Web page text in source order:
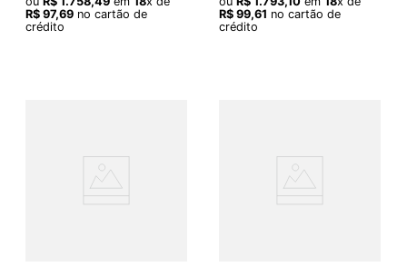
R$ 97,69no cartão de
crédito
R$ 99,61 no cartão de
crédito